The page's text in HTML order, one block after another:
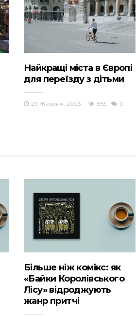
Найкращі міста в Європі
для переїзду з дітьми
23 Жовтня, 2023 855 0
Більше ніж комікс: як
«Байки Королівського
Лісу» відроджують
жанр притчі